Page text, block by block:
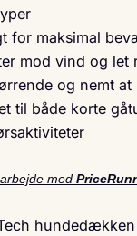
for maksimal
mod vind og let
og nemt at
til både korte
med